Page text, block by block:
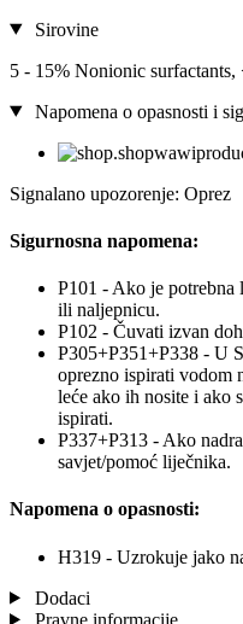
Sirovine
5 - 15% Nonionic
Napomena o opasnosti i
Signalano upozorenje: Oprez
Sigurnosna napomena:
P101 - Ako je potrebna
ili naljepnicu.
P102 - Čuvati izvan
P305+P351+P338 -
oprezno ispirati vodom
leće ako ih nosite i ako
ispirati.
P337+P313 - Ako
savjet/pomoć liječnika.
Napomena o opasnosti:
H319 - Uzrokuje jako
Dodaci
Pravne informacije